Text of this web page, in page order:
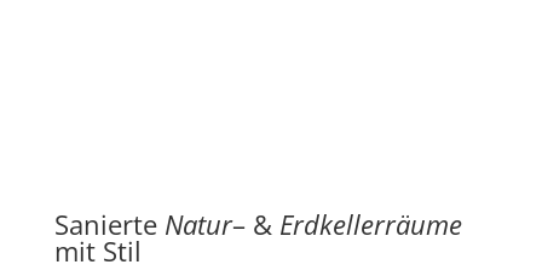
Sanierte Natur– & Erdkellerräume
mit Stil